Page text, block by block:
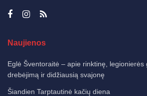
Naujienos
Eglė Šventoraitė – apie rinktinę, legionierės
drebėjimą ir didžiausią svajonę
Šiandien Tarptautinė kačių diena